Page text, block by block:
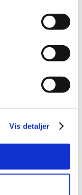
Vis detaljer